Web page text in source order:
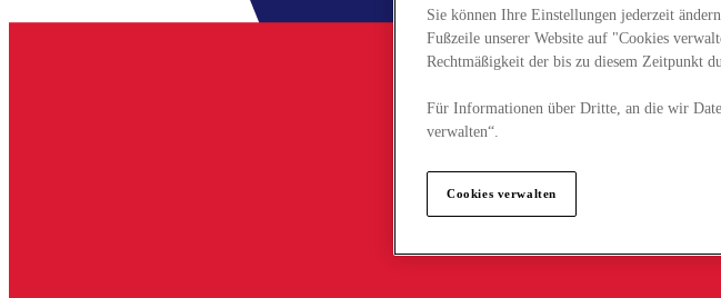
Sie können Ihre Einstellungen jederzeit
Fußzeile unserer Website auf "Cookies
Rechtmäßigkeit der bis zu diesem Zeitpunkt
Für Informationen über Dritte, an die wir
verwalten“.
Cookies verwalten